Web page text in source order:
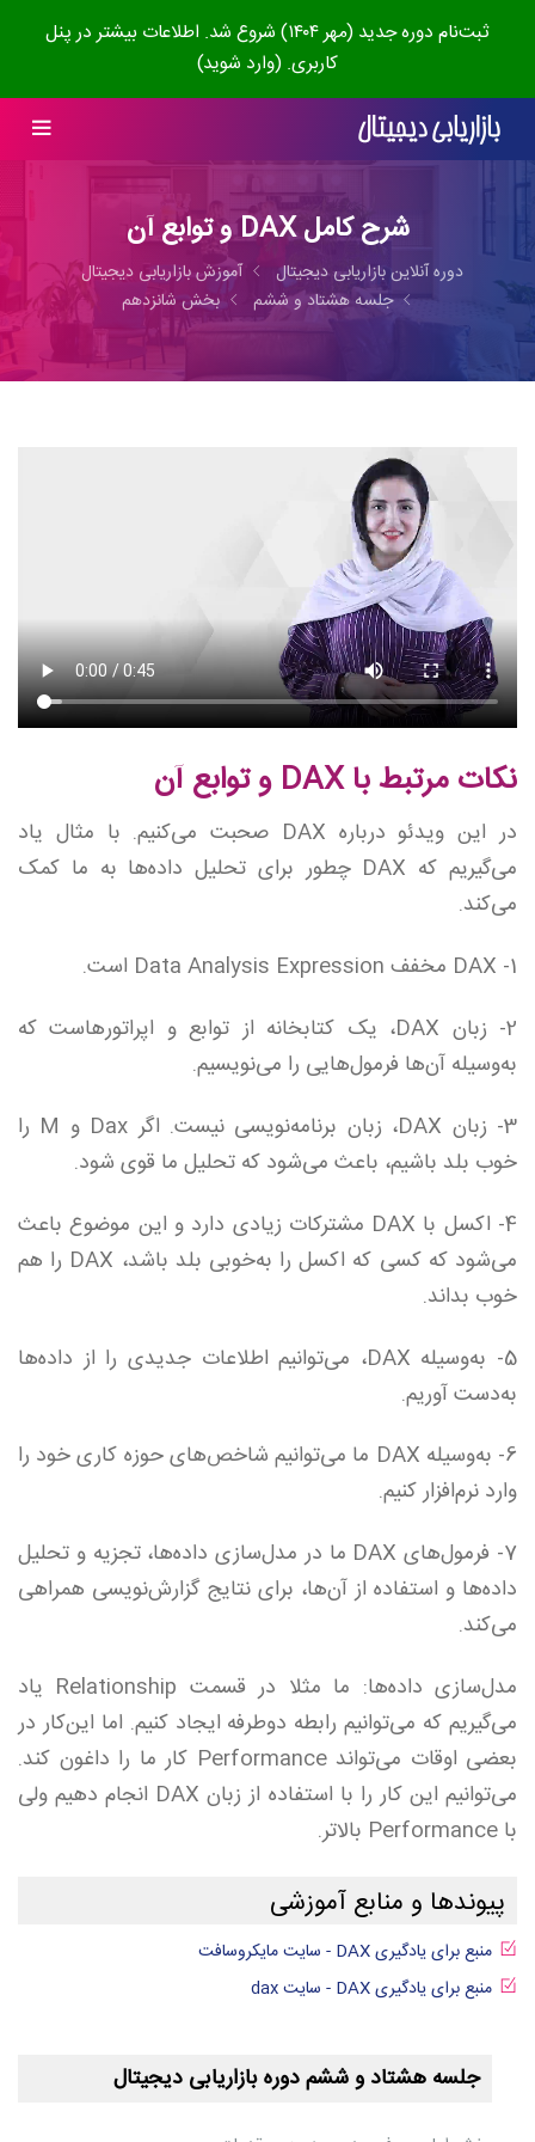
ثبت‌نام دوره جدید (مهر ۱۴۰۴) شروع شد. اطلاعات بیشتر در پنل
کاربری. (وارد شوید)
شرح کامل DAX و توابع آن
دوره آنلاین بازاریابی دیجیتال
آموزش بازاریابی دیجیتال
جلسه هشتاد و ششم
بخش شانزدهم
نکات مرتبط با DAX و توابع آن
در این ویدئو درباره DAX صحبت می‌کنیم. با مثال یاد
می‌گیریم که DAX چطور برای تحلیل داده‌ها به ما کمک
می‌کند.
1- DAX مخفف Data Analysis Expression است.
2- زبان DAX، یک کتابخانه از توابع و اپراتورهاست که
به‌وسیله آن‌ها فرمول‌هایی را می‌نویسیم.
3- زبان DAX، زبان برنامه‌نویسی نیست. اگر Dax و M را
خوب بلد باشیم، باعث می‌شود که تحلیل ما قوی شود.
4- اکسل با DAX مشترکات زیادی دارد و این موضوع باعث
می‌شود که کسی که اکسل را به‌خوبی بلد باشد،‌ DAX را هم
خوب بداند.
5- به‌وسیله DAX، می‌توانیم اطلاعات جدیدی را از داده‌ها
به‌دست آوریم.
6- به‌وسیله DAX ما می‌توانیم شاخص‌های حوزه کاری خود را
وارد نرم‌افزار کنیم.
7- فرمول‌های DAX ما در مدل‌سازی داده‌ها، تجزیه و تحلیل
داده‌ها و استفاده از آن‌ها، ‌برای نتایج گزارش‌نویسی همراهی
می‌کند.
مدل‌سازی داده‌ها: ما مثلا در قسمت Relationship یاد
می‌گیریم که می‌توانیم رابطه دوطرفه ایجاد کنیم. اما این‌کار در
بعضی اوقات می‌تواند Performance کار ما را داغون کند.
می‌توانیم این کار را با استفاده از زبان DAX انجام دهیم ولی
با Performance بالاتر.
پیوندها و منابع آموزشی
منبع برای یادگیری DAX - سایت مایکروسافت
منبع برای یادگیری DAX - سایت dax
جلسه هشتاد و ششم دوره بازاریابی دیجیتال